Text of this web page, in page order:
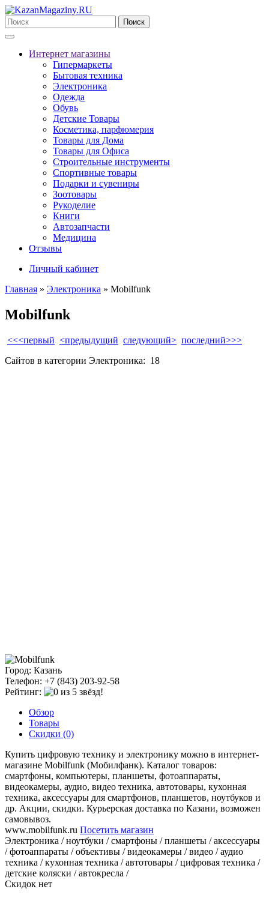
Поиск
Интернет магазины
Гипермаркеты
Бытовая техника
Электроника
Одежда
Обувь
Детские Товары
Косметика, парфюмерия
Товары для Дома
Товары для Офиса
Строительные инструменты
Спортивные товары
Подарки и сувениры
Зоотовары
Рукоделие
Книги
Автозапчасти
Медицина
Отзывы
Личный кабинет
Главная » Электроника » Mobilfunk
Mobilfunk
<<<первый <предыдущий следующий> последний>>>
Сайтов в категории Электроника: 18
Город: Казань
Телефон: +7 (843) 203-92-58
Рейтинг:
Обзор
Товары
Скидки (0)
Купить цифровую технику и электронику можно в интернет-
магазине Mobilfunk (Мобилфанк). Каталог товаров:
смартфоны, компьютеры, планшеты, фотоаппараты,
видеокамеры, аудио, видео техника, автотовары, кухонная
техника, аксессуары для смартфонов, планшетов, ноутбуков и
др. Акции, скидки. Курьерская доставка по Казани, возможен
самовывоз.
www.mobilfunk.ru Посетить магазин
Электроника / ноутбуки / смартфоны / планшеты / аксессуары
/ фотоаппараты / объективы / видеокамеры / видео / аудио
техника / кухонная техника / автотовары / цифровая техника /
детские коляски / автокресла /
Скидок нет